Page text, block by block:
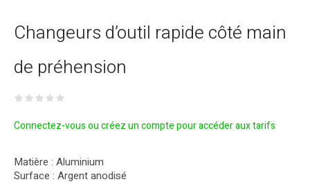
Changeurs d’outil rapide côté main
de préhension
Connectez-vous ou créez un compte pour accéder aux tarifs
Matière : Aluminium
Surface : Argent anodisé